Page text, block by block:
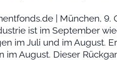
| München,
ist im September
im Juli und im August.
im August. Dieser